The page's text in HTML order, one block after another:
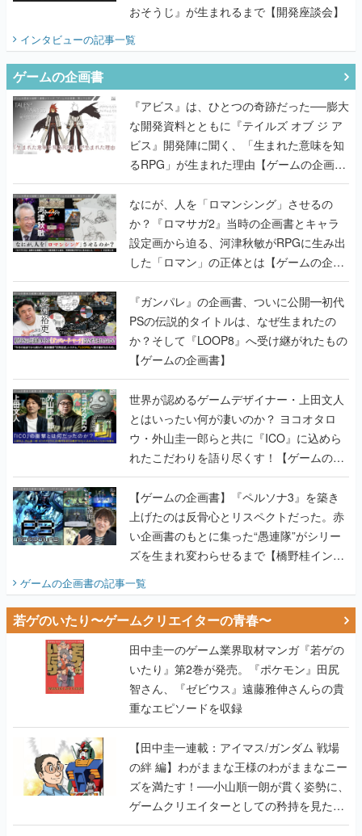
おそうじ』が生まれるまで【開発座談会】
インタビューの記事一覧
ゲームの企画書
『アビス』は、ひとつの奇跡だった──膨大
な開発資料とともに『テイルズ オブ ジ ア
ビス』開発陣に聞く、「生まれた意味を知
るRPG」が生まれた理由【ゲームの企画
書】
なにが、人を「ロマンシング」させるの
か？『ロマサガ2』当時の企画書とキャラ
設定画から迫る、河津秋敏がRPGに生み出
した「ロマン」の正体とは【ゲームの企画
書】
『ガンパレ』の企画書、ついに公開━初代
PSの伝説的タイトルは、なぜ生まれたの
か？そして『LOOP8』へ受け継がれたもの
【ゲームの企画書】
世界が認めるゲームデザイナー・上田文人
とはいったい何が凄いのか？ ヨコオタロ
ウ・外山圭一郎らと共に『ICO』に込めら
れたこだわりを語り尽くす！【ゲームの企
画書】
【ゲームの企画書】『ペルソナ3』を築き
上げたのは反骨心とリスペクトだった。赤
い企画書のもとに集った“愚連隊”がシリー
ズを生まれ変わらせるまで【橋野桂インタ
ビュー】
ゲームの企画書の記事一覧
若ゲのいたり〜ゲームクリエイターの青春〜
田中圭一のゲーム業界取材マンガ『若ゲの
いたり』第2巻が発売。『ポケモン』田尻
智さん、『ゼビウス』遠藤雅伸さんらの貴
重なエピソードを収録
【田中圭一連載：アイマス/ガンダム 戦場
の絆 編】わがままな王様のわがままなニー
ズを満たす！──小山順一朗が貫く姿勢に、
ゲームクリエイターとしての矜持を見た
【若ゲのいたり最終回】